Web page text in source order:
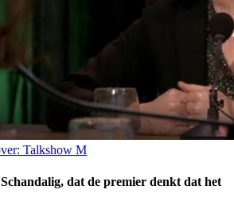
Talkshow M
dat de premier denkt dat het